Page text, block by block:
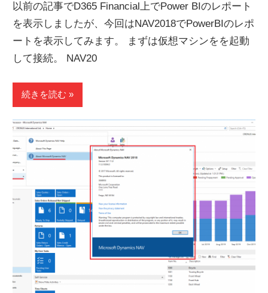
以前の記事でD365 Financial上でPower BIのレポート
を表示しましたが、今回はNAV2018でPowerBIのレポ
ートを表示してみます。 まずは仮想マシンをを起動
して接続。 NAV20
続きを読む